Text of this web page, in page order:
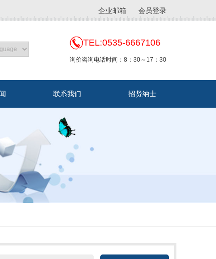
企业邮箱 会员登录
TEL:0535-6667106
询价咨询电话时间：8：30～17：30
联系我们 招贤纳士